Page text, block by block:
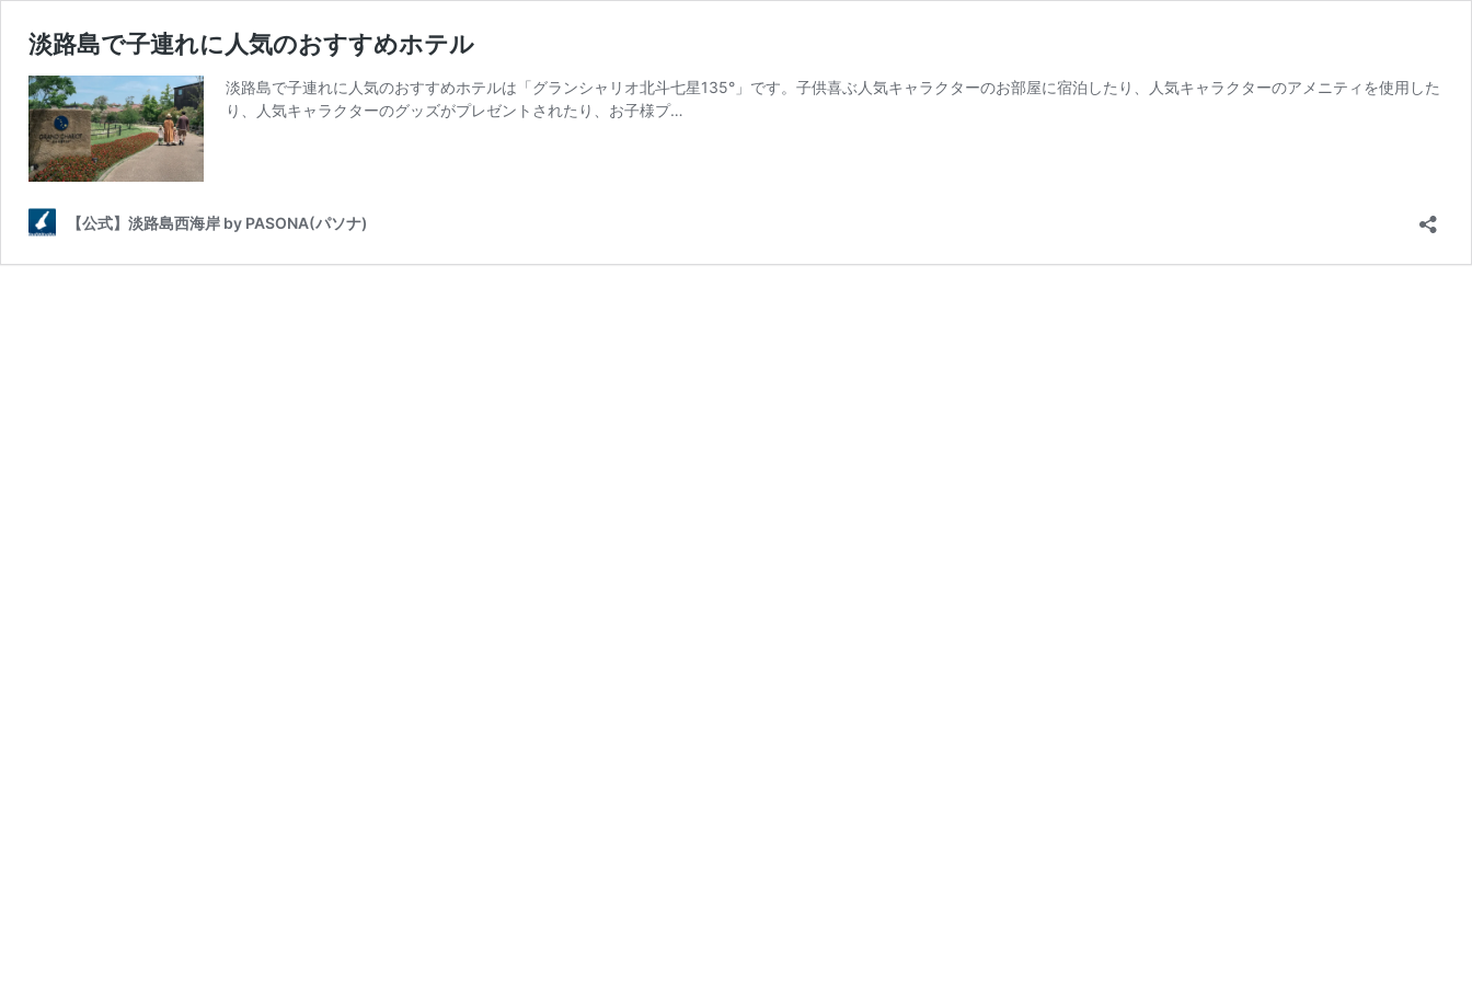
淡路島で子連れに人気のおすすめホテル
淡路島で子連れに人気のおすすめホテルは「グランシャリオ北斗七星135°」です。子供喜ぶ人気キャラクターのお部屋に宿泊したり、人気キャラクターのアメニティを使用した
り、人気キャラクターのグッズがプレゼントされたり、お子様プ…
【公式】淡路島西海岸 by PASONA(パソナ)